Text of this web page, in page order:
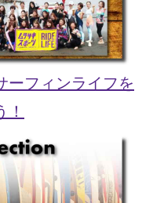
ーフィンライフを